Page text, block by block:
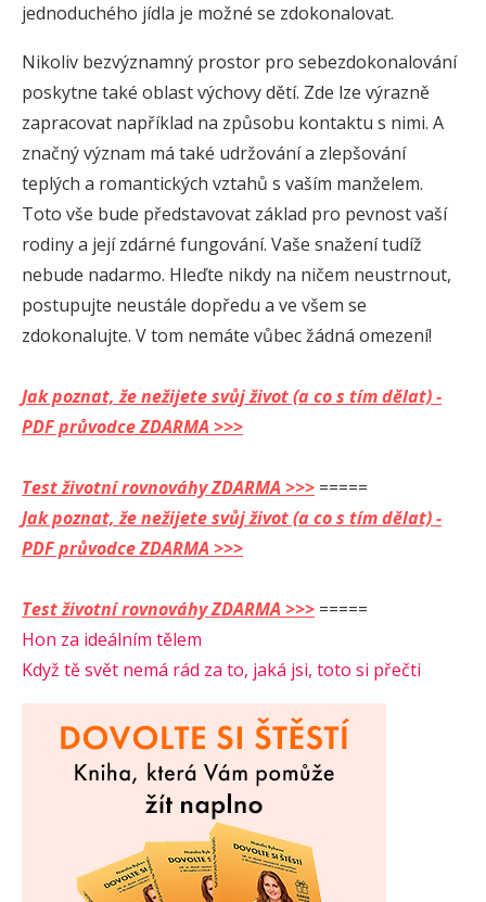
jednoduchého jídla je možné se zdokonalovat.
Nikoliv bezvýznamný prostor pro sebezdokonalování
poskytne také oblast výchovy dětí. Zde lze výrazně
zapracovat například na způsobu kontaktu s nimi. А
značný význam má také udržování a zlepšování
teplých a romantických vztahů s vaším manželem.
Toto vše bude představovat základ pro pevnost vaší
rodiny a její zdárné fungování. Vaše snažení tudíž
nebude nadarmo. Hleďte nikdy na ničem neustrnout,
postupujte neustále dopředu a ve všem se
zdokonalujte. V tom nemáte vůbec žádná omezení!
Jak poznat, že nežijete svůj život (a co s tím dělat) -
PDF průvodce ZDARMA >>>
Test životní rovnováhy ZDARMA >>> =====
Jak poznat, že nežijete svůj život (a co s tím dělat) -
PDF průvodce ZDARMA >>>
Test životní rovnováhy ZDARMA >>> =====
Hon za ideálním tělem
Když tě svět nemá rád za to, jaká jsi, toto si přečti